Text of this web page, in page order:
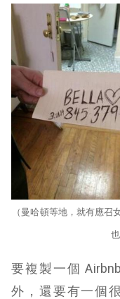
（曼哈頓等地，就有應
要複製一個
外，還要有一個